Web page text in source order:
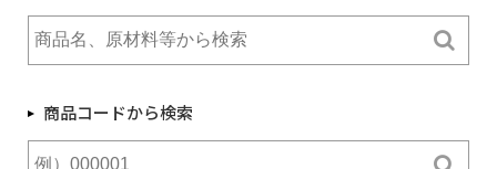
商品コードから検索